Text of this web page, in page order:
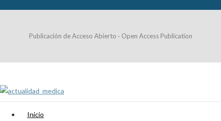
Publicación de Acceso Abierto · Open Access Publication
Inicio